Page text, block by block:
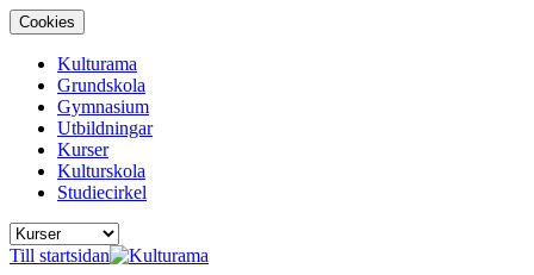
Cookies
Kulturama
Grundskola
Gymnasium
Utbildningar
Kurser
Kulturskola
Studiecirkel
Till startsidan